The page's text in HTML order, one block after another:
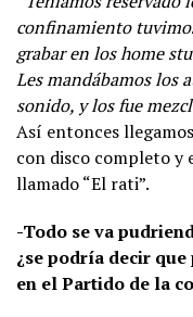
confinamiento
grabar en los home
Les mandábamos los
sonido, y los fue
Así entonces
con disco completo y
llamado “El rati”.
-Todo se va
¿se podría decir
en el Partido de la